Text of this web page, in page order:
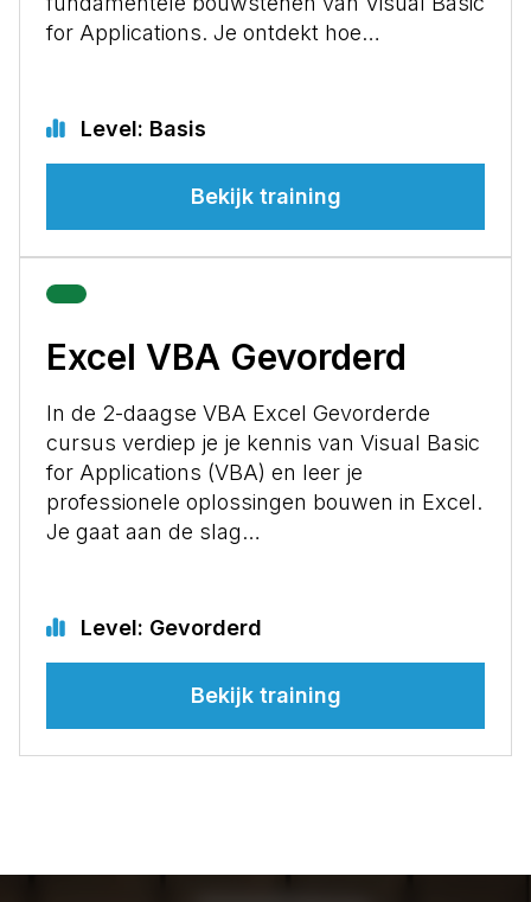
for Applications. Je ontdekt hoe…
Level: Basis
Bekijk training
Excel VBA Gevorderd
In de 2-daagse VBA Excel Gevorderde
cursus verdiep je je kennis van Visual Basic
for Applications (VBA) en leer je
professionele oplossingen bouwen in Excel.
Je gaat aan de slag…
Level: Gevorderd
Bekijk training